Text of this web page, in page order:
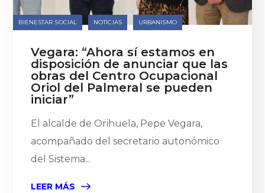
BIENESTAR SOCIAL NOTICIAS URBANISMO
Vegara: “Ahora sí estamos en
disposición de anunciar que las
obras del Centro Ocupacional
Oriol del Palmeral se pueden
iniciar”
El alcalde de Orihuela, Pepe Vegara,
acompañado del secretario autonómico
del Sistema...
LEER MÁS